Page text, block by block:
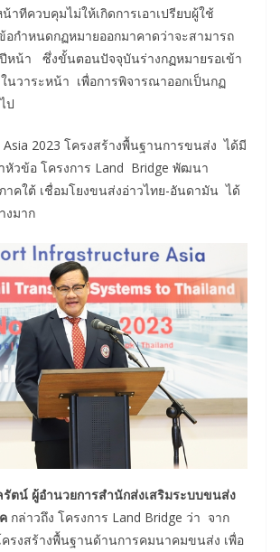
าทีควบคุมไม่ให้เกิดการเอาเปรียบผู้ใช้
กำหนดกฏหมายออกมาคาดว่าจะสามารถ
หน้า ซึ่งขั้นตอนปัจจุบันร่างกฏหมายรอเข้า
นวาระหน้า เพื่อการพิจารณาออกเป็นกฏ
ป
Asia 2023 โครงสร้างพื้นฐานการขนส่ง ได้มี
หัวข้อ โครงการ Land Bridge พัฒนา
ภาคใต้ เชื่อมโยงขนส่งอ่าวไทย-อันดามัน ได้
งมาก
ตน์ ผู้อำนวยการสำนักส่งเสริมระบบขนส่ง
กล่าวถึง โครงการ Land Bridge ว่า จาก
รงสร้างพื้นฐานด้านการคมนาคมขนส่ง เพื่อ